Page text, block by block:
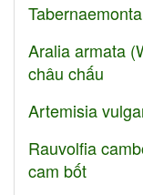
Aralia armata
châu chấu
Artemisia
Rauvolfia
cam bốt